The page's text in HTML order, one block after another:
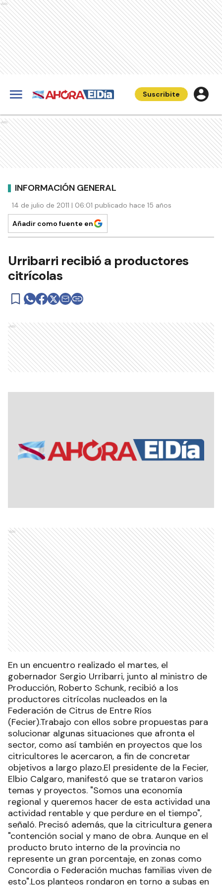
Ads
Suscribite
Ads
INFORMACIÓN GENERAL
14 de julio de 2011 | 06:01 publicado hace 15 años
Añadir como fuente en
Urribarri recibió a productores
citrícolas
Ads
Ads
En un encuentro realizado el martes, el
gobernador Sergio Urribarri, junto al ministro de
Producción, Roberto Schunk, recibió a los
productores citrícolas nucleados en la
Federación de Citrus de Entre Ríos
(Fecier).Trabajo con ellos sobre propuestas para
solucionar algunas situaciones que afronta el
sector, como así también en proyectos que los
citricultores le acercaron, a fin de concretar
objetivos a largo plazo.El presidente de la Fecier,
Elbio Calgaro, manifestó que se trataron varios
temas y proyectos. "Somos una economía
regional y queremos hacer de esta actividad una
actividad rentable y que perdure en el tiempo",
señaló. Precisó además, que la citricultura genera
"contención social y mano de obra. Aunque en el
producto bruto interno de la provincia no
represente un gran porcentaje, en zonas como
Concordia o Federación muchas familias viven de
esto".Los planteos rondaron en torno a subas en